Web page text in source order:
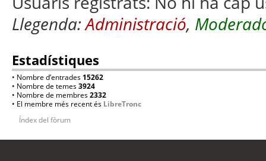
Llegenda:Administració,
Estadístiques
• Nombre d’entrades 15262
• Nombre de temes3924
• Nombre de membres2332
• El membre més recent és LibreTronc
Índex del fòrum